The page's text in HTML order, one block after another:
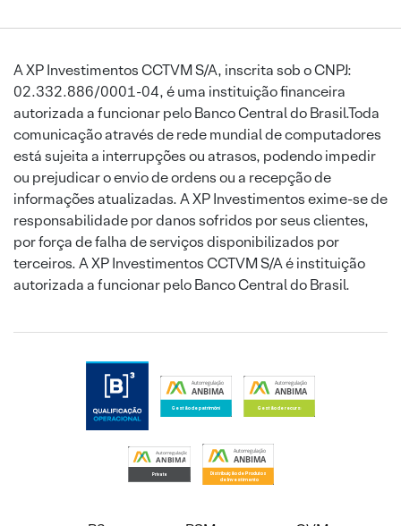
A XP Investimentos CCTVM S/A, inscrita sob o CNPJ:
02.332.886/0001-04, é uma instituição financeira
autorizada a funcionar pelo Banco Central do Brasil.Toda
comunicação através de rede mundial de computadores
está sujeita a interrupções ou atrasos, podendo impedir
ou prejudicar o envio de ordens ou a recepção de
informações atualizadas. A XP Investimentos exime-se de
responsabilidade por danos sofridos por seus clientes,
por força de falha de serviços disponibilizados por
terceiros. A XP Investimentos CCTVM S/A é instituição
autorizada a funcionar pelo Banco Central do Brasil.